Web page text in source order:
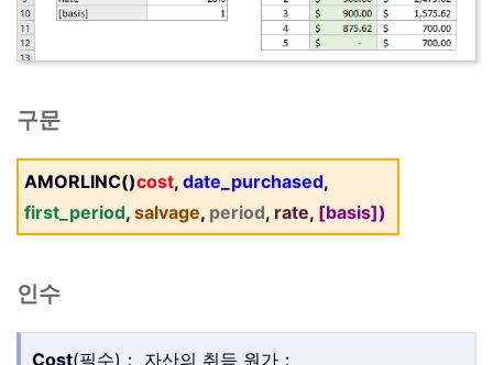
구문
AMORLINC()cost, date_purchased,
first_period, salvage, period, rate, [basis])
인수
Cost(필수)： 자산의 취득 원가；